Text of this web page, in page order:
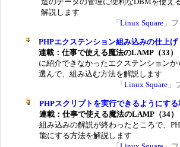
解説します
「 Linux Square 」
PHPエクステンション組み込みの仕上げ
連載：仕事で使える魔法のLAMP（33）
に紹介できなかったエクステンション
選んで、組み込む方法を解説します
「 Linux Square 」
PHPスクリプトを実行できるようにする
連載：仕事で使える魔法のLAMP（34）
組み込みの解説が終わったところで、
能にする方法を解説します